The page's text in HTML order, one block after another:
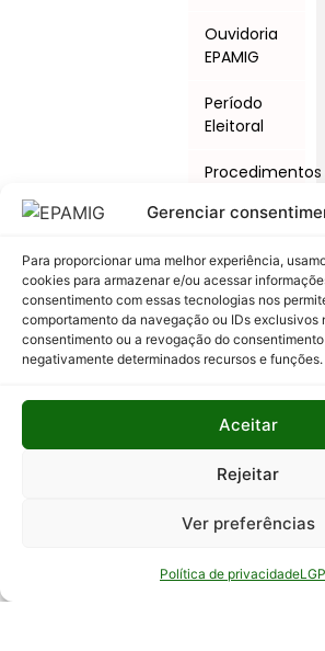
Gerenciar
Para proporcionar uma melhor experiência,
cookies para armazenar e/ou acessar
consentimento com essas tecnologias nos
comportamento da navegação ou IDs exclusivos
consentimento ou a revogação do
negativamente determinados recursos e funções.
Aceitar
Rejeitar
Ver preferências
Política de privacidade
Ouvidoria
EPAMIG
Período
Eleitoral
Procedimentos
e Ações
Relatório
Anual de
Atividades
Auditoria
Interna
Relatório
Serviço de
ao Cidadão